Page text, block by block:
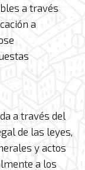
a través
a
a través del
de las leyes,
y actos
a los